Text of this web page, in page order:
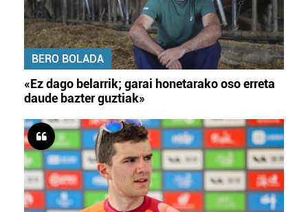
BERO BOLADA
«Ez dago belarrik; garai honetarako oso erreta
daude bazter guztiak»